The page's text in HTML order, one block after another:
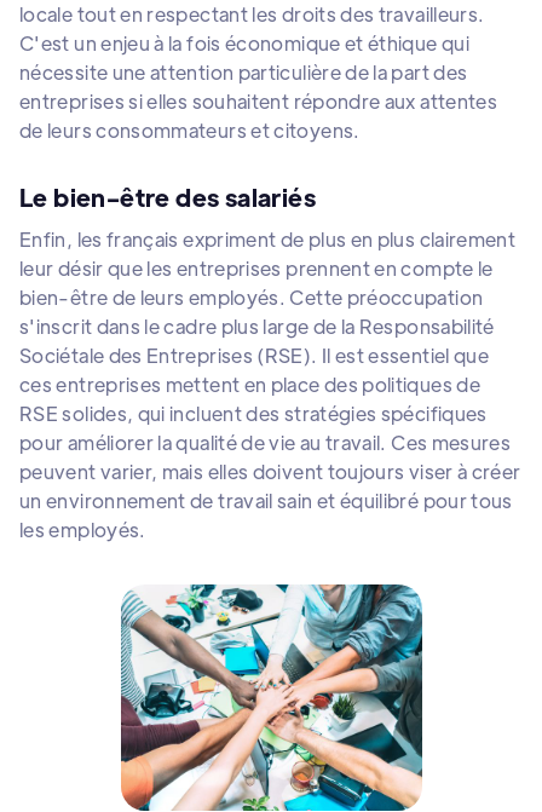
locale tout en respectant les droits des travailleurs.
C'est un enjeu à la fois économique et éthique qui
nécessite une attention particulière de la part des
entreprises si elles souhaitent répondre aux attentes
de leurs consommateurs et citoyens.
Le bien-être des salariés
Enfin, les français expriment de plus en plus clairement
leur désir que les entreprises prennent en compte le
bien-être de leurs employés. Cette préoccupation
s'inscrit dans le cadre plus large de la Responsabilité
Sociétale des Entreprises (RSE). Il est essentiel que
ces entreprises mettent en place des politiques de
RSE solides, qui incluent des stratégies spécifiques
pour améliorer la qualité de vie au travail. Ces mesures
peuvent varier, mais elles doivent toujours viser à créer
un environnement de travail sain et équilibré pour tous
les employés.